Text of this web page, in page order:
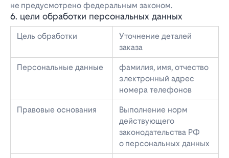
не предусмотрено федеральным законом.
6. цели обработки персональных данных
Цель обработки
Уточнение деталей
заказа
Персональные данные
фамилия, имя, отчество
электронный адрес
номера телефонов
Правовые основания
Выполнение норм
действующего
законодательства РФ
о персональных данных